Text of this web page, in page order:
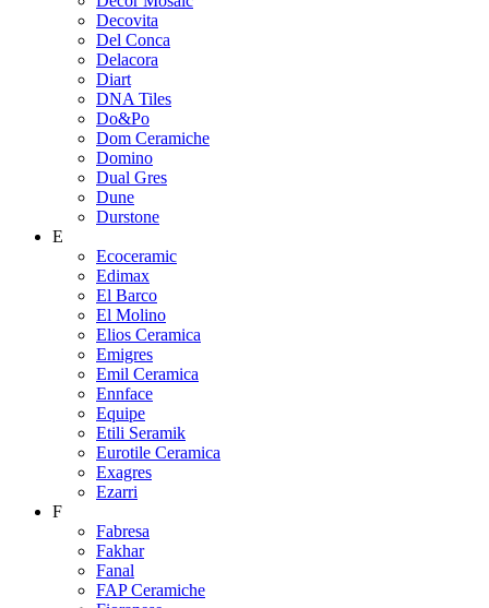
Decovita
Del Conca
Delacora
Diart
DNA Tiles
Do&Po
Dom Ceramiche
Domino
Dual Gres
Dune
Durstone
E
Ecoceramic
Edimax
El Barco
El Molino
Elios Ceramica
Emigres
Emil Ceramica
Ennface
Equipe
Etili Seramik
Eurotile Ceramica
Exagres
Ezarri
F
Fabresa
Fakhar
Fanal
FAP Ceramiche